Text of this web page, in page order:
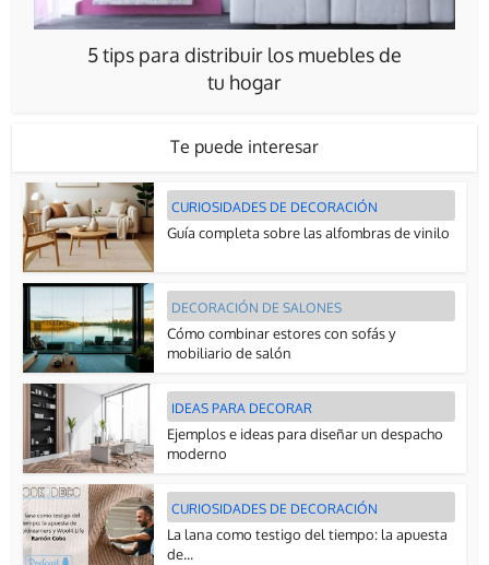
5 tips para distribuir los muebles de
tu hogar
Te puede interesar
CURIOSIDADES DE DECORACIÓN
Guía completa sobre las alfombras de vinilo
DECORACIÓN DE SALONES
Cómo combinar estores con sofás y
mobiliario de salón
IDEAS PARA DECORAR
Ejemplos e ideas para diseñar un despacho
moderno
CURIOSIDADES DE DECORACIÓN
La lana como testigo del tiempo: la apuesta
de...